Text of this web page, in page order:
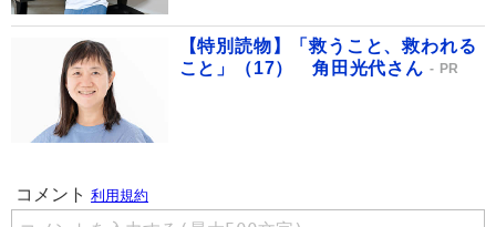
【特別読物】「救うこと、救われる
こと」（17） 角田光代さん
PR